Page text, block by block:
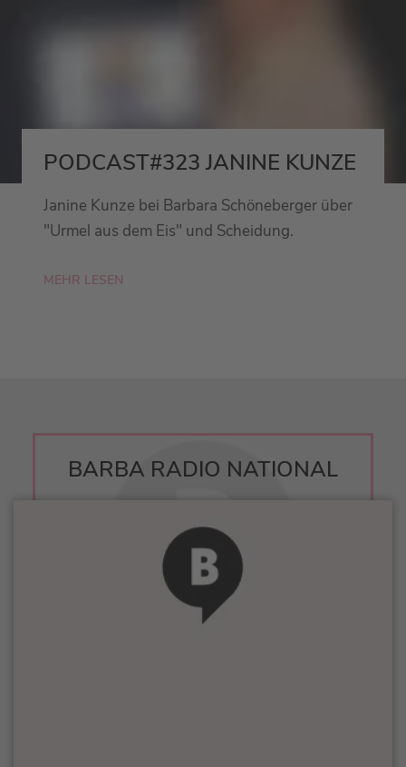
PODCAST#323 JANINE KUNZE
Janine Kunze bei Barbara Schöneberger über
"Urmel aus dem Eis" und Scheidung.
MEHR LESEN
BARBA RADIO NATIONAL